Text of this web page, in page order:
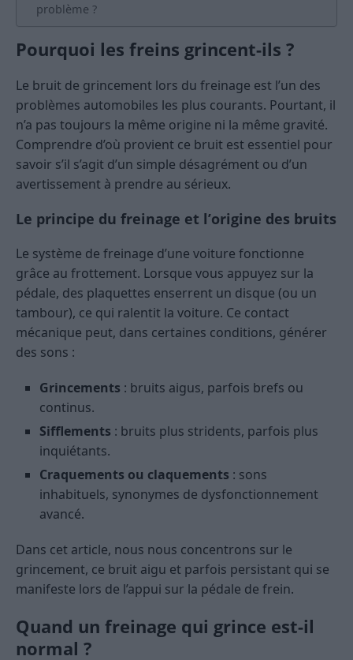
problème ?
Pourquoi les freins grincent-ils ?
Le bruit de grincement lors du freinage est l’un des
problèmes automobiles les plus courants. Pourtant, il
n’a pas toujours la même origine ni la même gravité.
Comprendre d’où provient ce bruit est essentiel pour
savoir s’il s’agit d’un simple désagrément ou d’un
avertissement à prendre au sérieux.
Le principe du freinage et l’origine des bruits
Le système de freinage d’une voiture fonctionne
grâce au frottement. Lorsque vous appuyez sur la
pédale, des plaquettes enserrent un disque (ou un
tambour), ce qui ralentit la voiture. Ce contact
mécanique peut, dans certaines conditions, générer
des sons :
Grincements : bruits aigus, parfois brefs ou
continus.
Sifflements : bruits plus stridents, parfois plus
inquiétants.
Craquements ou claquements : sons
inhabituels, synonymes de dysfonctionnement
avancé.
Dans cet article, nous nous concentrons sur le
grincement, ce bruit aigu et parfois persistant qui se
manifeste lors de l’appui sur la pédale de frein.
Quand un freinage qui grince est-il
normal ?